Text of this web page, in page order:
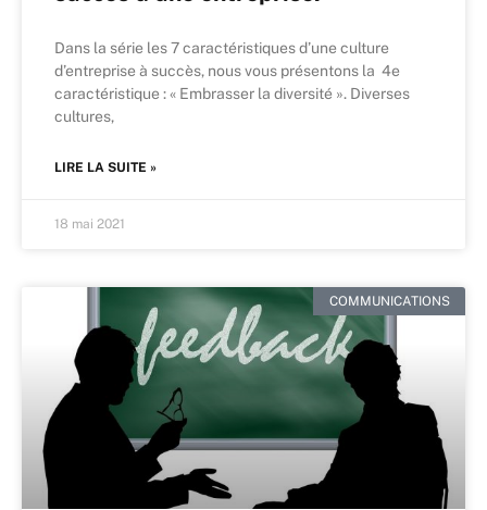
Dans la série les 7 caractéristiques d’une culture
d’entreprise à succès, nous vous présentons la 4e
caractéristique : « Embrasser la diversité ». Diverses
cultures,
LIRE LA SUITE »
18 mai 2021
COMMUNICATIONS